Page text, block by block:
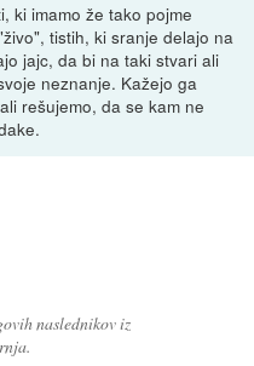
ki imamo že tako pojme
tistih, ki sranje delajo na
jajc, da bi na taki stvari ali
neznanje. Kažejo ga
rešujemo, da se kam ne
naslednikov iz